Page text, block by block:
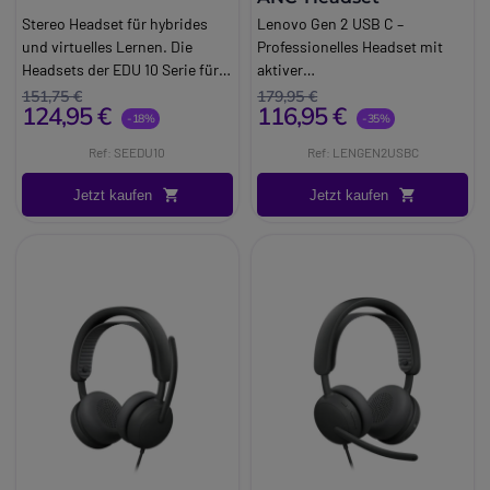
Stereo Headset für hybrides
und virtuelles Lernen. Die
Headsets der EDU 10 Serie für
den Unterricht bieten Plug and
Play Funktionalität über einen
USB Anschluss.
151,75 €
124,95 € -18%
Ref: SEEDU10
Jetzt kaufen
Lenovo Gen 2 USB C –
Professionelles Headset mit
aktiver
Geräuschunterdrückung. Das
Lenovo Gen 2 USB C ist ein
für moderne
Arbeitsumgebungen und
digitale Zusammenarbeit
179,95 €
116,95 € -35%
Ref: LENGEN2USBC
Jetzt kaufen